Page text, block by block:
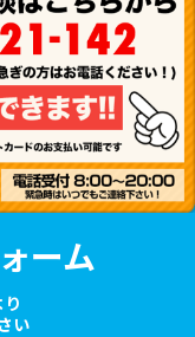
ーム
い